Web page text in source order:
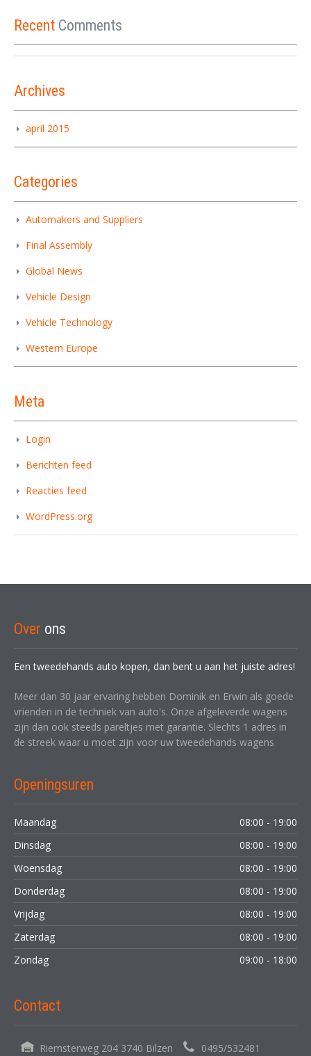
Recent Comments
Archives
april 2015
Categories
Automakers and Suppliers
Final Assembly
Global News
Vehicle Design
Vehicle Technology
Western Europe
Meta
Login
Berichten feed
Reacties feed
WordPress.org
Over ons
Een tweedehands auto kopen, dan bent u aan het juiste adres!
Meer dan 30 jaar ervaring hebben Dominik en Erwin als goede
vrienden in de techniek van auto's. Onze afgeleverde wagens
zijn dan ook steeds pareltjes met garantie. Slechts 1 adres in
de streek waar u moet zijn voor uw tweedehands wagens
Openingsuren
Maandag
08:00 - 19:00
Dinsdag
08:00 - 19:00
Woensdag
08:00 - 19:00
Donderdag
08:00 - 19:00
Vrijdag
08:00 - 19:00
Zaterdag
08:00 - 19:00
Zondag
09:00 - 18:00
Contact
Riemsterweg 204 3740 Bilzen 0495/532481